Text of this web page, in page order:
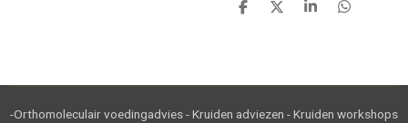
D
D
S
D
-Orthomoleculair voedingadvies - Kruiden adviezen - Kruiden workshops